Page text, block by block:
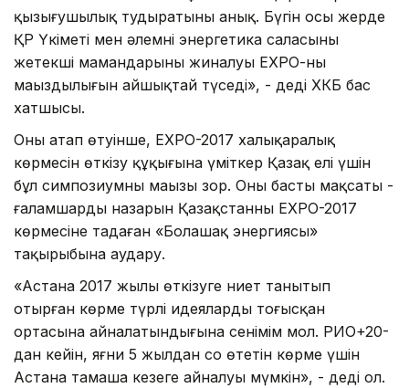
қызығушылық тудыратыны анық. Бүгін осы жерде
ҚР Үкіметі мен әлемнің энергетика саласының
жетекші мамандарының жиналуы ЕХРО-ның
маңыздылығын айшықтай түседі», - деді ХКБ бас
хатшысы.
Оның атап өтуінше, ЕХРО-2017 халықаралық
көрмесін өткізу құқығына үміткер Қазақ елі үшін
бұл симпозиумның маңызы зор. Оның басты мақсаты -
ғаламшардың назарын Қазақстанның ЕХРО-2017
көрмесіне таңдаған «Болашақ энергиясы»
тақырыбына аудару.
«Астана 2017 жылы өткізуге ниет танытып
отырған көрме түрлі идеялардың тоғысқан
ортасына айналатындығына сенімім мол. РИО+20-
дан кейін, яғни 5 жылдан соң өтетін көрме үшін
Астана тамаша кезеңге айналуы мүмкін», - деді ол.